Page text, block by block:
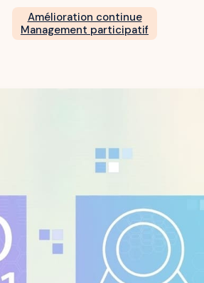
Amélioration continue
Management participatif